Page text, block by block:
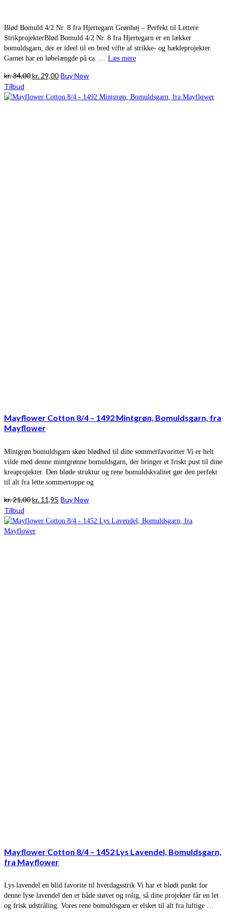
Blød Bomuld 4/2 Nr. 8 fra Hjertegarn Grønhøj – Perfekt til Lettere
StrikprojekterBlød Bomuld 4/2 Nr. 8 fra Hjertegarn er en lækker
bomuldsgarn, der er ideel til en bred vifte af strikke- og hækleprojekter.
Garnet har en løbelængde på ca. … Læs mere
kr.34,00Den
pris
kr. 29,00Den
pris
Buy Now
Tilbud
Mayflower Cotton 8/4 – 1492 Mintgrøn, Bomuldsgarn, fra
Mayflower
Mintgrøn bomuldsgarn skøn blødhed til dine sommerfavoritter Vi er helt
vilde med denne mintgrønne bomuldsgarn, der bringer et friskt pust til dine
kreaprojekter. Den bløde struktur og rene bomuldskvalitet gør den perfekt
til alt fra lette sommertoppe og
kr.21,00Den
pris
var:
kr. 11,95 Den
pris
Buy Now
Tilbud
Mayflower Cotton 8/4 – 1452 Lys Lavendel, Bomuldsgarn,
fra Mayflower
Lys lavendel en blid favorite til hverdagsstrik Vi har et blødt punkt for
denne lyse lavendel den er både støvet og rolig, så dine projekter får en let
og frisk udstråling. Vores rene bomuldsgarn er elsket til alt fra luftige …